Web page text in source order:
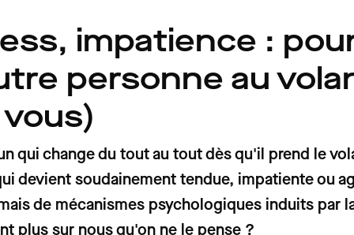
voiture
AU VOLANT
Prix des carburants : voici les tarifs
France ce samedi 1er août 2026
4 min
pollution
de
VOITURE PROPRE
Rouler au Superéthanol-E85 :
avantages et inconvénients
6 min
end du
PATRIMOINE
Du « Paradis » à « l'enfer des
l'étonnant vocabulaire des
de la Route des Phares dans le
impatience :
personne au
qui change du tout au tout dès qu'il prend le
devient soudainement tendue, impatiente ou
de mécanismes psychologiques induits par
plus sur nous qu'on ne le pense ?